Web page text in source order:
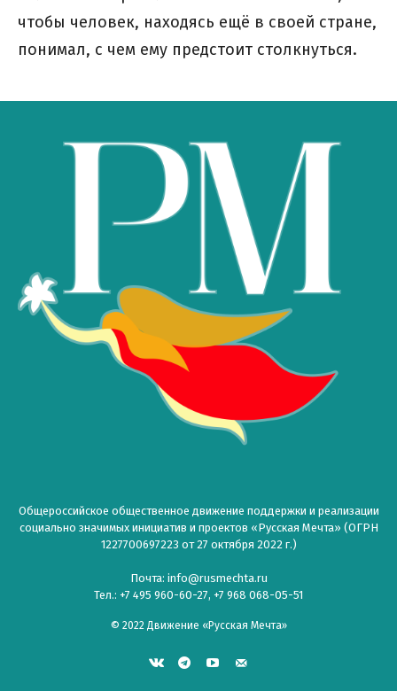
чтобы человек, находясь ещё в своей стране,
понимал, с чем ему предстоит столкнуться.
Общероссийское общественное движение поддержки и реализации
социально значимых инициатив и проектов «Русская Мечта» (ОГРН
1227700697223 от 27 октября 2022 г.)
Почта: info@rusmechta.ru
Тел.: +7 495 960-60-27, +7 968 068-05-51
© 2022 Движение «Русская Мечта»